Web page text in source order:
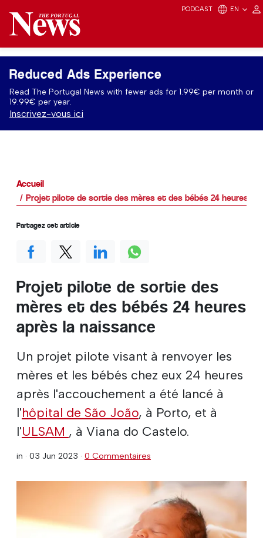
PODCAST EN
Reduced Ads Experience
Read The Portugal News with fewer ads for 1.99€ per month or
19.99€ per year.
Inscrivez-vous ici
Accueil
Projet pilote de sortie des mères et des bébés 24 heures
Projet pilote de sortie des
mères et des bébés 24 heures
après la naissance
Un projet pilote visant à renvoyer les
mères et les bébés chez eux 24 heures
après l'accouchement a été lancé à
l'hôpital de São João, à Porto, et à
l'ULSAM , à Viana do Castelo.
in · 03 Jun 2023 · 0 Commentaires
Partagez cet article